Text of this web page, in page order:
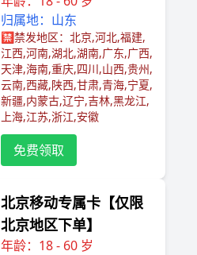
归属地：山东
🈲️禁发地区：北京,河北,福建,
江西,河南,湖北,湖南,广东,广西,
天津,海南,重庆,四川,山西,贵州,
云南,西藏,陕西,甘肃,青海,宁夏,
新疆,内蒙古,辽宁,吉林,黑龙江,
上海,江苏,浙江,安徽
免费领取
北京移动专属卡【仅限
北京地区下单】
年龄：18 - 60 岁